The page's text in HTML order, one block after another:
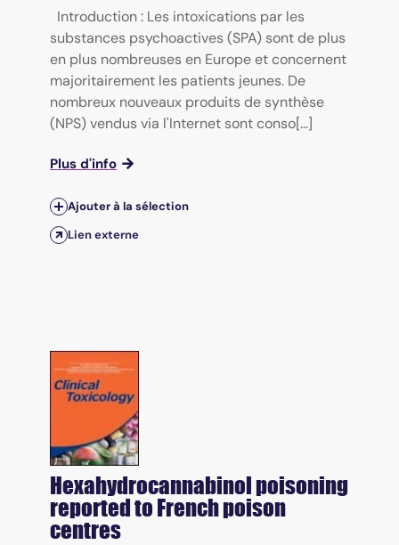
Introduction : Les intoxications par les
substances psychoactives (SPA) sont de plus
en plus nombreuses en Europe et concernent
majoritairement les patients jeunes. De
nombreux nouveaux produits de synthèse
(NPS) vendus via l'Internet sont conso[...]
Plus d'info
Ajouter à la sélection
Lien externe
Hexahydrocannabinol poisoning
reported to French poison
centres